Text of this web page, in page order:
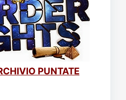
PUNTATE